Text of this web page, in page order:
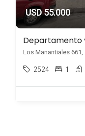
USD 55.000
Los Manantiales 661,
2524 1